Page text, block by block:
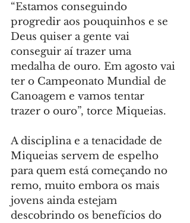
“Estamos conseguindo
progredir aos pouquinhos e se
Deus quiser a gente vai
conseguir aí trazer uma
medalha de ouro. Em agosto vai
ter o Campeonato Mundial de
Canoagem e vamos tentar
trazer o ouro”, torce Miqueias.
A disciplina e a tenacidade de
Miqueias servem de espelho
para quem está começando no
remo, muito embora os mais
jovens ainda estejam
descobrindo os benefícios do